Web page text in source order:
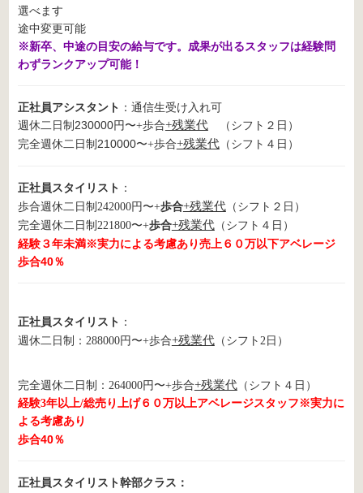
選べます
途中変更可能
※新卒、中途の目安の給与です。成果が出るスタッフは経験問
わずランクアップ可能！
正社員アシスタント ：通信生受け入れ可
週休二日制230000円〜+歩合+残業代（シフト２日）
完全週休二日制210000〜+歩合+残業代（シフト４日）
正社員スタイリスト ：
歩合週休二日制 242000円〜+歩合+残業代（シフト２日）
完全週休二日制221800〜+歩合+残業代（シフト４日）
経験３年未満※実力による考慮あり売上６０万以下アベレージ
歩合40％
正社員スタイリスト ：
週休二日制：288000円〜+歩合+残業代（シフト2日）
完全週休二日制：264000円〜+歩合+残業代（シフト４日）
経験3年以上/総売り上げ６０万以上アベレージスタッフ※実力に
よる考慮あり
歩合40％
正社員スタイリスト幹部クラス：